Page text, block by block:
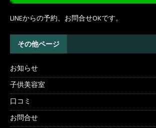
LINEからの予約、お問合せOKです。
その他ページ
お知らせ
子供美容室
口コミ
お問合せ